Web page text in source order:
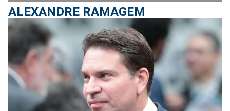
ALEXANDRE RAMAGEM